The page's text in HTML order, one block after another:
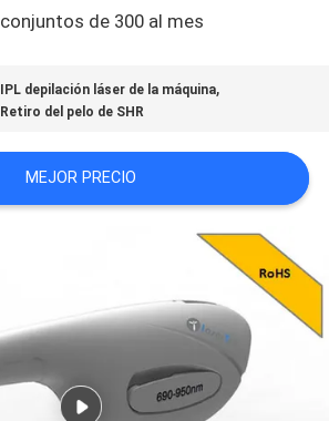
conjuntos de 300 al mes
IPL depilación láser de la máquina,
Retiro del pelo de SHR
MEJOR PRECIO